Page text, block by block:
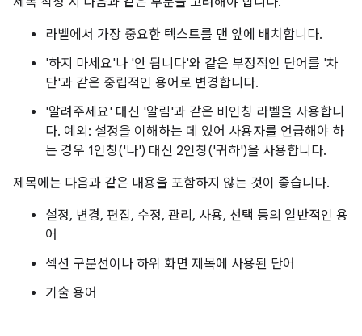
라벨에서 가장 중요한 텍스트를 맨 앞에 배치합니다.
'하지 마세요'나 '안 됩니다'와 같은 부정적인 단어를 '차
단'과 같은 중립적인 용어로 변경합니다.
'알려주세요' 대신 '알림'과 같은 비인칭 라벨을 사용합니
다. 예외: 설정을 이해하는 데 있어 사용자를 언급해야 하
는 경우 1인칭('나') 대신 2인칭('귀하')을 사용합니다.
제목에는 다음과 같은 내용을 포함하지 않는 것이 좋습니다.
설정, 변경, 편집, 수정, 관리, 사용, 선택 등의 일반적인 용
어
섹션 구분선이나 하위 화면 제목에 사용된 단어
기술 용어